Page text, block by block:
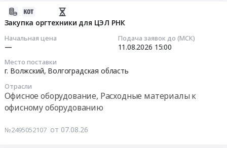
2
Закупка оргтехники для ЦЭЛ РНК
Начальная цена
—
Подача заявок до (МСК)
11.08.2026 15:00
Место поставки
г. Волжский, Волгоградская область
Отрасли
Офисное оборудование, Расходные материалы к
офисному оборудованию
№2495052107 от 07.08.26